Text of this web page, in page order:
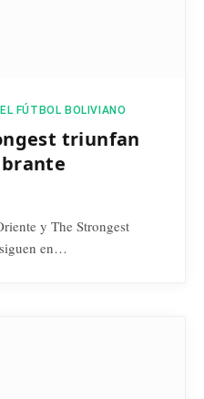
FÚTBOL BOLIVIANO
triunfan
y The Strongest
en…